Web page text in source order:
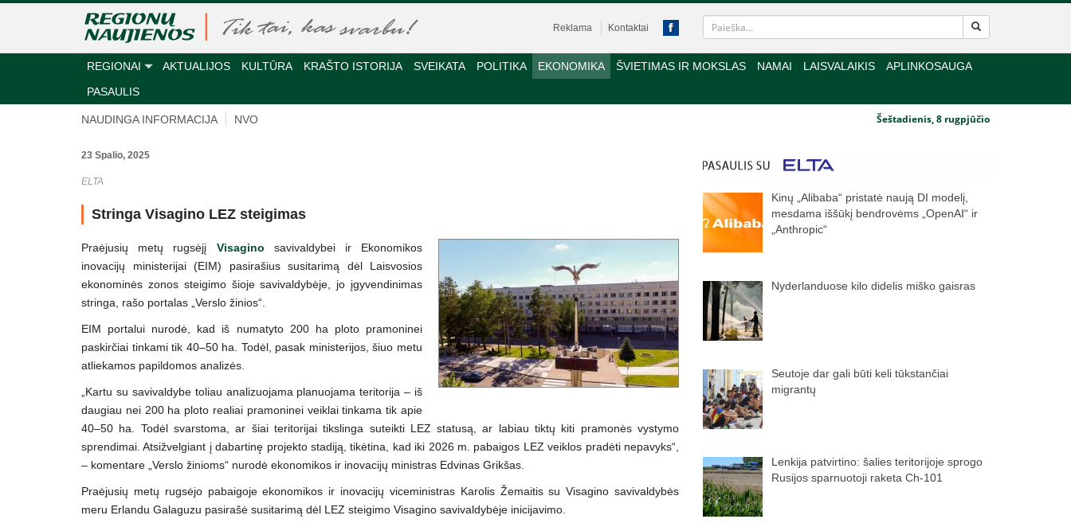
Reklama Kontaktai
REGIONAI AKTUALIJOS KULTŪRA KRAŠTO ISTORIJA SVEIKATA POLITIKA EKONOMIKA ŠVIETIMAS IR MOKSLAS NAMAI LAISVALAIKIS
APLINKOSAUGA
PASAULIS
Šeštadienis, 8 rugpjūčio
NAUDINGA INFORMACIJA NVO
23 Spalio, 2025
ELTA
Stringa Visagino LEZ steigimas
Praėjusių metų rugsėjį Visagino savivaldybei ir Ekonomikos
inovacijų ministerijai (EIM) pasirašius susitarimą dėl Laisvosios
ekonominės zonos steigimo šioje savivaldybėje, jo įgyvendinimas
stringa, rašo portalas „Verslo žinios“.
EIM portalui nurodė, kad iš numatyto 200 ha ploto pramoninei
paskirčiai tinkami tik 40–50 ha. Todėl, pasak ministerijos, šiuo metu
atliekamos papildomos analizės.
„Kartu su savivaldybe toliau analizuojama planuojama teritorija – iš
daugiau nei 200 ha ploto realiai pramoninei veiklai tinkama tik apie
40–50 ha. Todėl svarstoma, ar šiai teritorijai tikslinga suteikti LEZ statusą, ar labiau tiktų kiti pramonės vystymo
sprendimai. Atsižvelgiant į dabartinę projekto stadiją, tikėtina, kad iki 2026 m. pabaigos LEZ veiklos pradėti nepavyks“,
– komentare „Verslo žinioms“ nurodė ekonomikos ir inovacijų ministras Edvinas Grikšas.
Praėjusių metų rugsėjo pabaigoje ekonomikos ir inovacijų viceministras Karolis Žemaitis su Visagino savivaldybės
meru Erlandu Galaguzu pasirašė susitarimą dėl LEZ steigimo Visagino savivaldybėje inicijavimo.
Kinų „Alibaba“ pristatė naują DI modelį,
mesdama iššūkį bendrovėms „OpenAI“ ir
„Anthropic“
Nyderlanduose kilo didelis miško gaisras
Seutoje dar gali būti keli tūkstančiai
migrantų
Lenkija patvirtino: šalies teritorijoje sprogo
Rusijos sparnuotoji raketa Ch-101